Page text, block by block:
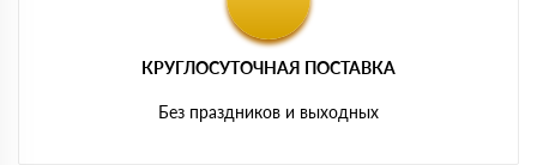
КРУГЛОСУТОЧНАЯ ПОСТАВКА
Без праздников и выходных